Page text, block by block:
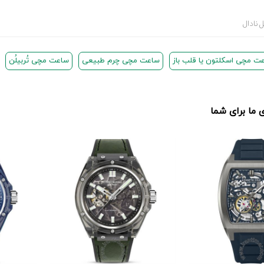
مچی اسکلتون یا قلب باز ساعت مچی چرم طبیعی ساعت مچی تُربیلُن
ما برای شما